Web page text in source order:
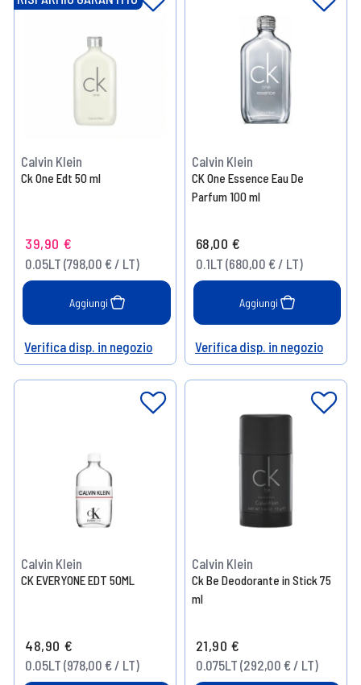
Calvin Klein
Ck One Edt 50 ml
39,90 €
0.05LT (798,00 € / LT)
Aggiungi
Help
Verifica disp. in negozio
Calvin Klein
CK One Essence Eau De
Parfum 100 ml
68,00 €
0.1LT (680,00 € / LT)
Aggiungi
Help
Verifica disp. in negozio
Calvin Klein
CK EVERYONE EDT 50ML
48,90 €
0.05LT (978,00 € / LT)
Calvin Klein
Ck Be Deodorante in Stick 75
ml
21,90 €
0.075LT (292,00 € / LT)